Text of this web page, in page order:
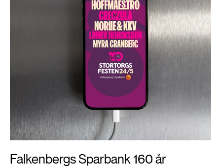
Falkenbergs Sparbank 160 år